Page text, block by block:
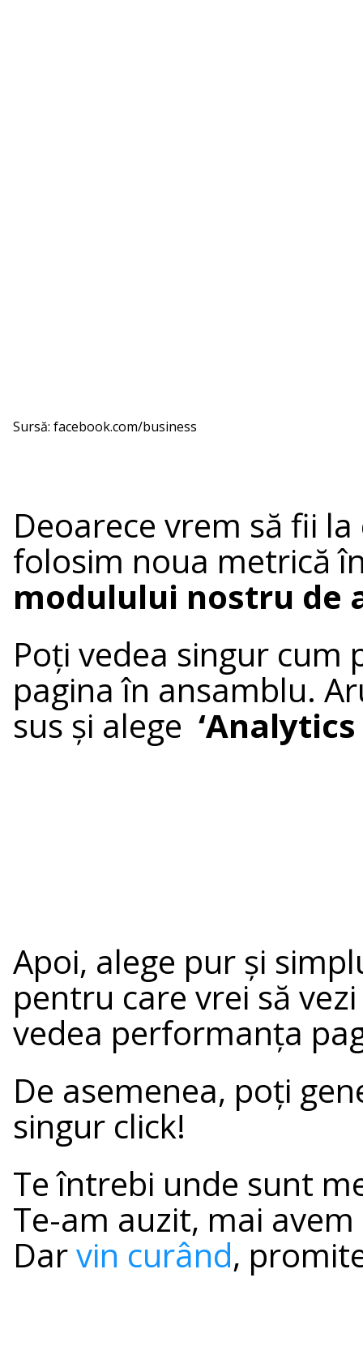
Sursă: facebook.com/business
Deoarece vrem să fii
folosim noua metrică
modulului nostru de
Poți vedea singur
pagina în ansamblu.
sus și alege
Apoi, alege pur și
pentru care vrei să
vedea performanța
De asemenea, poți
singur click!
Te întrebi unde sunt
Te-am auzit, mai
Darvin curând,